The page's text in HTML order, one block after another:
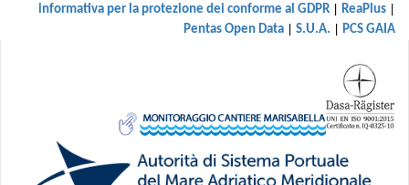
informativa per la protezione dei conforme al GDPR | ReaPlus |
Pentas Open Data | S.U.A. | PCS GAIA